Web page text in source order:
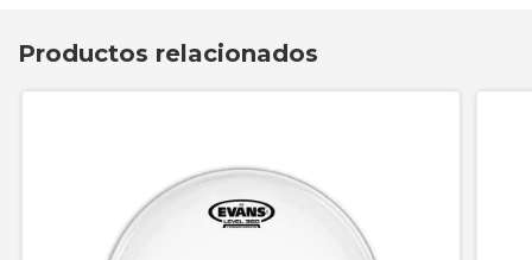
Productos relacionados